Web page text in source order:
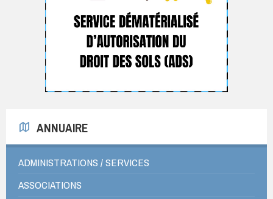
ANNUAIRE
ADMINISTRATIONS / SERVICES
ASSOCIATIONS